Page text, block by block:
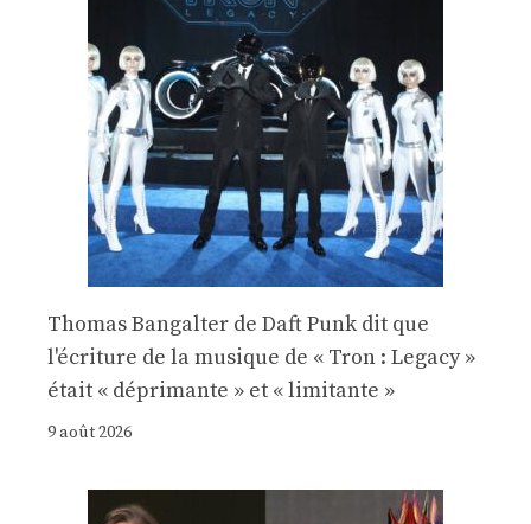
Thomas Bangalter de Daft Punk dit que
l'écriture de la musique de « Tron : Legacy »
était « déprimante » et « limitante »
9 août 2026